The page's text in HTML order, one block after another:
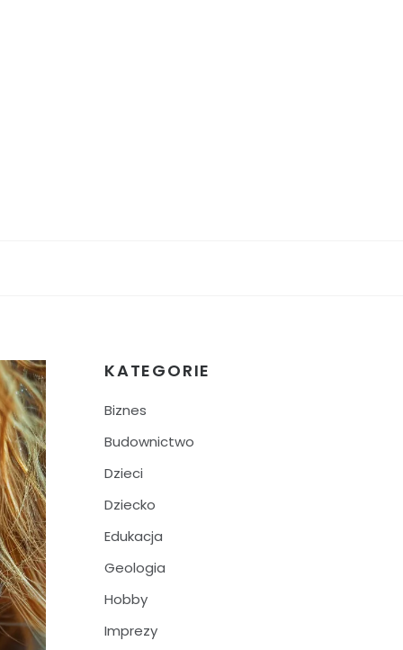
KATEGORIE
Biznes
Budownictwo
Dzieci
Dziecko
Edukacja
Geologia
Hobby
Imprezy